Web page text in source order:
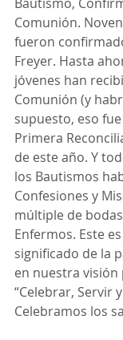
Comunión.
fueron
Freyer. Hasta
jóvenes han
Comunión (y
supuesto, eso
Primera
de este año. Y
los Bautismos
Confesiones y
múltiple de
Enfermos. Este
significado de la
en nuestra
“Celebrar, Servir
Celebramos los